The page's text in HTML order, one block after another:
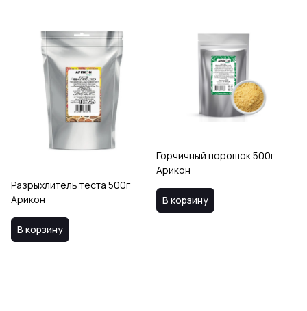
Разрыхлитель теста 500г
Арикон
В корзину
Горчичный порошок 500г
Арикон
В корзину